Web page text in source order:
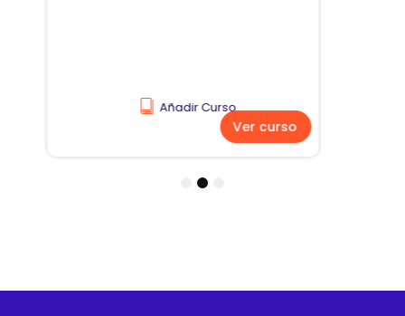
Añadir Curso
Ver curso